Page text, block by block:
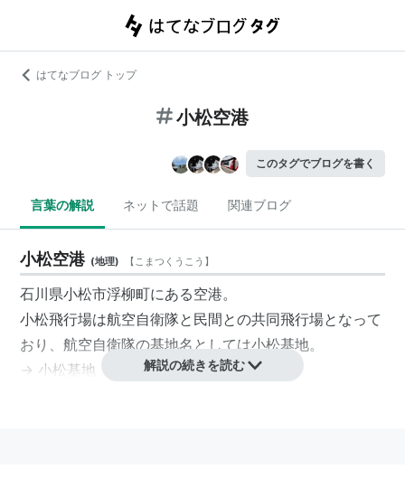
はてなブログ トップ
小松空港
このタグでブログを書く
言葉の解説 ネットで話題 関連ブログ
小松空港 (地理) 【こまつくうこう 】
石川県小松市浮柳町にある空港。
小松飛行場は航空自衛隊と民間との共同飛行場となって
おり、航空自衛隊の基地名としては小松基地。
→ 小松基地 解説の続きを読む